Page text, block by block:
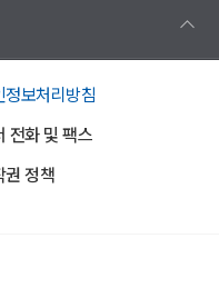
정보처리방침
전화 및 팩스
권 정책